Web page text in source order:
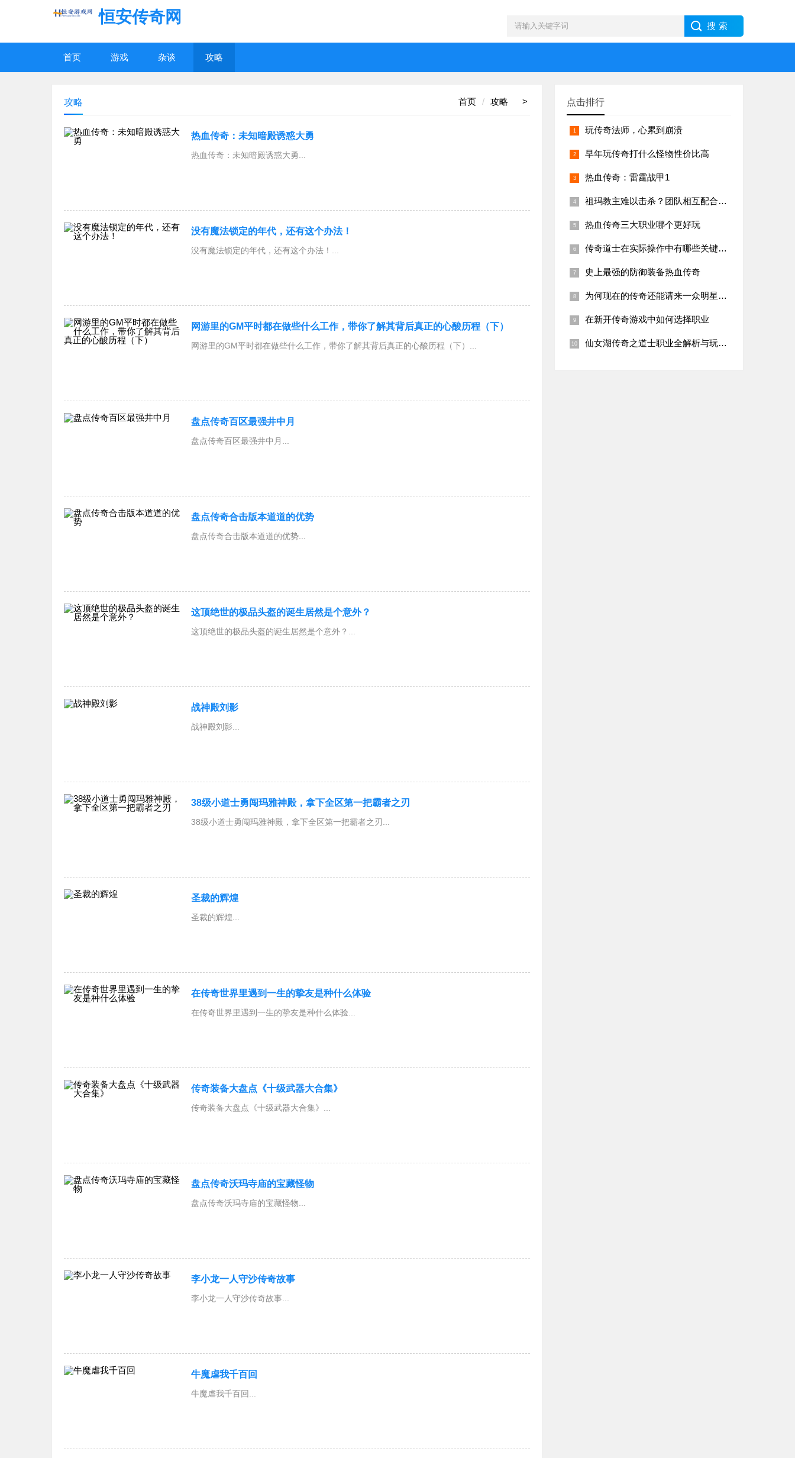
恒安传奇网
首页 游戏 杂谈 攻略
首页 >
攻略
攻略
热血传奇：未知暗殿诱惑大勇
热血传奇：未知暗殿诱惑大勇...
没有魔法锁定的年代，还有这个办法！
没有魔法锁定的年代，还有这个办法！...
网游里的GM平时都在做些什么工作，带你了解其背后真正的心酸历程（下）
网游里的GM平时都在做些什么工作，带你了解其背后真正的心酸历程（下）...
盘点传奇百区最强井中月
盘点传奇百区最强井中月...
盘点传奇合击版本道道的优势
盘点传奇合击版本道道的优势...
这顶绝世的极品头盔的诞生居然是个意外？
这顶绝世的极品头盔的诞生居然是个意外？...
战神殿刘影
战神殿刘影...
38级小道士勇闯玛雅神殿，拿下全区第一把霸者之刃
38级小道士勇闯玛雅神殿，拿下全区第一把霸者之刃...
圣裁的辉煌
圣裁的辉煌...
在传奇世界里遇到一生的挚友是种什么体验
在传奇世界里遇到一生的挚友是种什么体验...
传奇装备大盘点《十级武器大合集》
传奇装备大盘点《十级武器大合集》...
盘点传奇沃玛寺庙的宝藏怪物
盘点传奇沃玛寺庙的宝藏怪物...
李小龙一人守沙传奇故事
李小龙一人守沙传奇故事...
牛魔虐我千百回
牛魔虐我千百回...
点击排行
玩传奇法师，心累到崩溃
早年玩传奇打什么怪物性价比高
热血传奇：雷霆战甲1
祖玛教主难以击杀？团队相互配合即可成功
热血传奇三大职业哪个更好玩
传奇道士在实际操作中有哪些关键点？
史上最强的防御装备热血传奇
为何现在的传奇还能请来一众明星代言（下）
在新开传奇游戏中如何选择职业
仙女湖传奇之道士职业全解析与玩法攻略